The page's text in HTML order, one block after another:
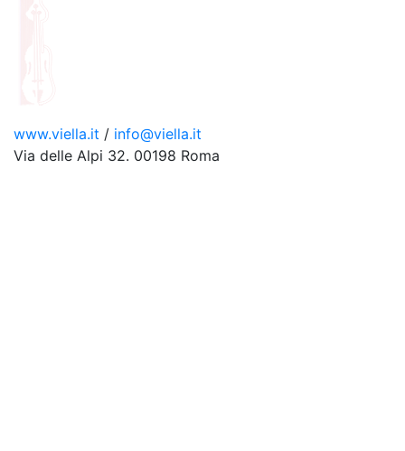
www.viella.it / info@viella.it
Via delle Alpi 32. 00198 Roma